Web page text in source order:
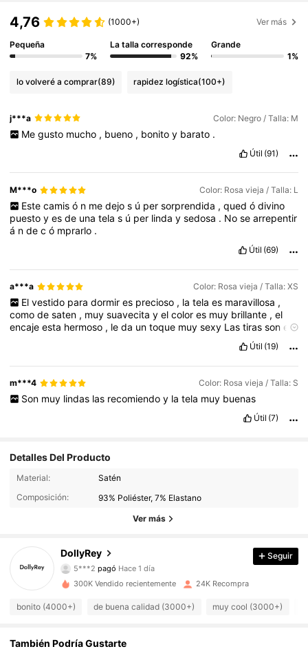
4,76 (1000+) Ver más
Pequeña
7%
La talla corresponde
92%
Grande
1%
lo volveré a comprar(89) rapidez logística(100+)
j***a Color: Negro / Talla: M
Me gusto mucho , bueno , bonito y barato .
Útil (91)
M***o Color: Rosa vieja / Talla: L
Este camis ó n me dejo s ú per sorprendida , qued ó divino
puestoyesde unatelas ú per lindaysedosa . Nosearrepentir
á ndecó mprarlo .
Útil (69)
a***a Color: Rosa vieja / Talla: XS
El vestido para dormir es precioso , la tela es maravillosa ,
comodesaten , muysuavecitayelcolores muy brillante ,el
encajeesta hermoso , leda untoque muysexy Lastirasson el
al
Útil (19)
m***4 Color: Rosa vieja / Talla: S
Son muy lindas las recomiendo y la tela muy buenas
Útil (7)
Detalles Del Producto
Material:
Satén
Composición:
93% Poliéster, 7% Elastano
Ver más
DollyRey
4,81
7.2K Seguidores
5***2 pagó Hace 1 día
s***9seguido Hace 1 horas
4,81 7.2K Seguidores
Seguir
300K Vendido recientemente 24K Recompra
bonito (4000+) de buena calidad (3000+) muy cool (3000+)
También Podría Gustarte